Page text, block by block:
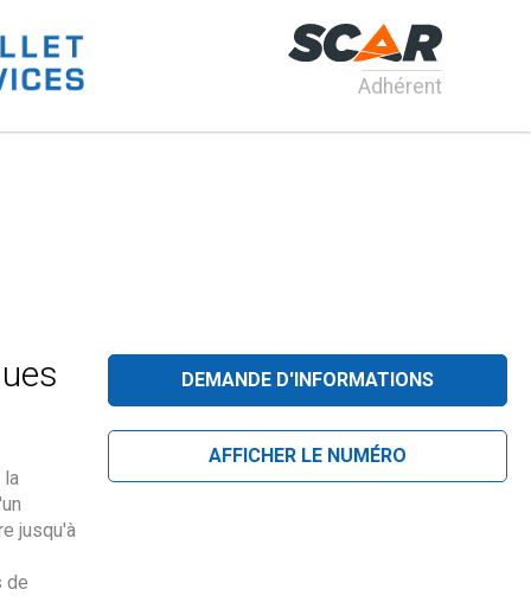
Adhérent
jusqu'à
de
DEMANDE D'INFORMATIONS
AFFICHER LE NUMÉRO